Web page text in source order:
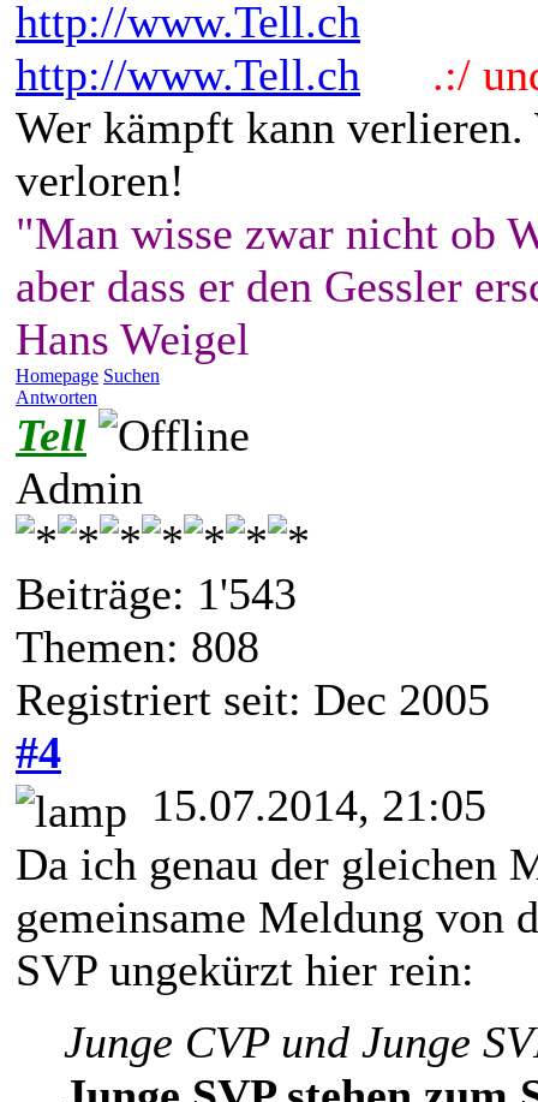
http://www.Tell.ch
http://www.Tell.ch
.:/
Wer kämpft kann
verloren!
"Man wisse zwar nicht ob
aber dass er den Gessler
Hans Weigel
Homepage Suchen
Antworten
Tell
Admin
Beiträge: 1'543
Themen: 808
Registriert seit: Dec 2005
#4
15.07.2014, 21:05
Da ich genau der gleichen
gemeinsame Meldung von
SVP ungekürzt hier rein:
Junge CVP und Junge